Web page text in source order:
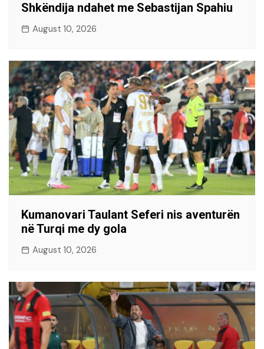
Shkëndija ndahet me Sebastijan Spahiu
August 10, 2026
Kumanovari Taulant Seferi nis aventurën
në Turqi me dy gola
August 10, 2026